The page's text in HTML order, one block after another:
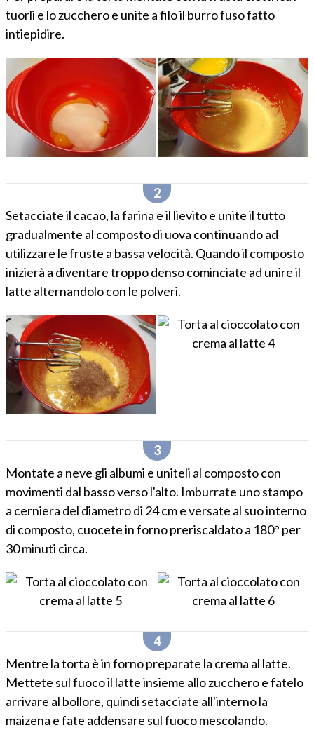
tuorli e lo zucchero e unite a filo il burro fuso fatto
intiepidire.
Setacciate il cacao, la farina e il lievito e unite il tutto
gradualmente al composto di uova continuando ad
utilizzare le fruste a bassa velocità. Quando il composto
inizierà a diventare troppo denso cominciate ad unire il
latte alternandolo con le polveri.
Montate a neve gli albumi e uniteli al composto con
movimenti dal basso verso l'alto. Imburrate uno stampo
a cerniera del diametro di 24 cm e versate al suo interno
di composto, cuocete in forno preriscaldato a 180° per
30 minuti circa.
Mentre la torta è in forno preparate la crema al latte.
Mettete sul fuoco il latte insieme allo zucchero e fatelo
arrivare al bollore, quindi setacciate all'interno la
maizena e fate addensare sul fuoco mescolando.